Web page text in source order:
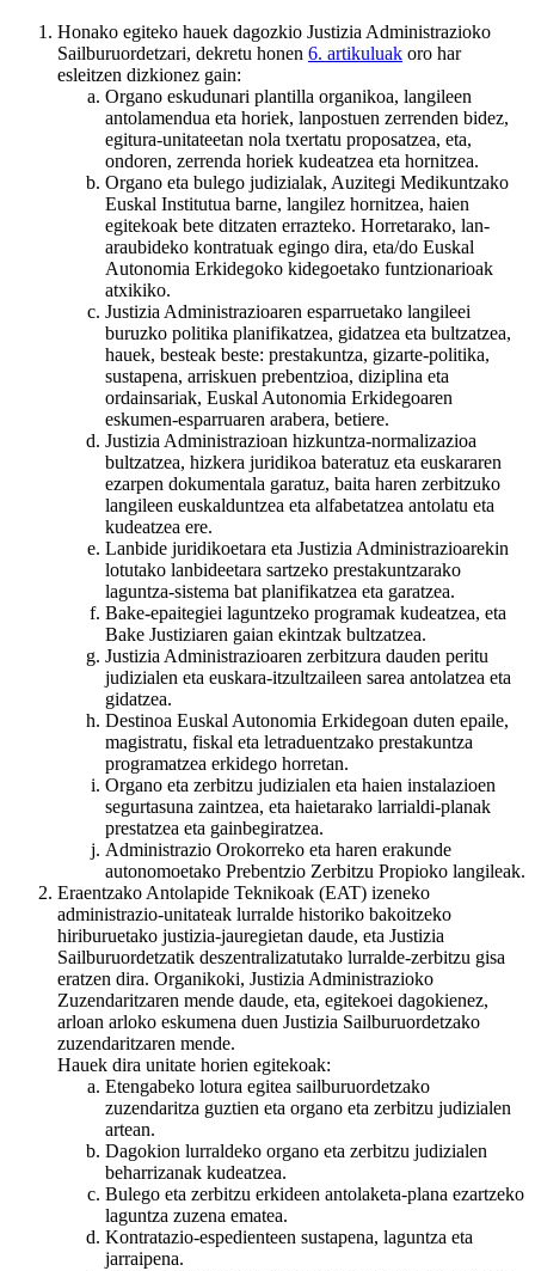
Honako egiteko hauek dagozkio Justizia Administrazioko
Sailburuordetzari, dekretu honen 6. artikuluak oro har
esleitzen dizkionez gain:
Organo eskudunari plantilla organikoa, langileen
antolamendua eta horiek, lanpostuen zerrenden bidez,
egitura-unitateetan nola txertatu proposatzea, eta,
ondoren, zerrenda horiek kudeatzea eta hornitzea.
Organo eta bulego judizialak, Auzitegi Medikuntzako
Euskal Institutua barne, langilez hornitzea, haien
egitekoak bete ditzaten errazteko. Horretarako, lan-
araubideko kontratuak egingo dira, eta/do Euskal
Autonomia Erkidegoko kidegoetako funtzionarioak
atxikiko.
Justizia Administrazioaren esparruetako langileei
buruzko politika planifikatzea, gidatzea eta bultzatzea,
hauek, besteak beste: prestakuntza, gizarte-politika,
sustapena, arriskuen prebentzioa, diziplina eta
ordainsariak, Euskal Autonomia Erkidegoaren
eskumen-esparruaren arabera, betiere.
Justizia Administrazioan hizkuntza-normalizazioa
bultzatzea, hizkera juridikoa bateratuz eta euskararen
ezarpen dokumentala garatuz, baita haren zerbitzuko
langileen euskalduntzea eta alfabetatzea antolatu eta
kudeatzea ere.
Lanbide juridikoetara eta Justizia Administrazioarekin
lotutako lanbideetara sartzeko prestakuntzarako
laguntza-sistema bat planifikatzea eta garatzea.
Bake-epaitegiei laguntzeko programak kudeatzea, eta
Bake Justiziaren gaian ekintzak bultzatzea.
Justizia Administrazioaren zerbitzura dauden peritu
judizialen eta euskara-itzultzaileen sarea antolatzea eta
gidatzea.
Destinoa Euskal Autonomia Erkidegoan duten epaile,
magistratu, fiskal eta letraduentzako prestakuntza
programatzea erkidego horretan.
Organo eta zerbitzu judizialen eta haien instalazioen
segurtasuna zaintzea, eta haietarako larrialdi-planak
prestatzea eta gainbegiratzea.
Administrazio Orokorreko eta haren erakunde
autonomoetako Prebentzio Zerbitzu Propioko langileak.
Eraentzako Antolapide Teknikoak (EAT) izeneko
administrazio-unitateak lurralde historiko bakoitzeko
hiriburuetako justizia-jauregietan daude, eta Justizia
Sailburuordetzatik deszentralizatutako lurralde-zerbitzu gisa
eratzen dira. Organikoki, Justizia Administrazioko
Zuzendaritzaren mende daude, eta, egitekoei dagokienez,
arloan arloko eskumena duen Justizia Sailburuordetzako
zuzendaritzaren mende.
Hauek dira unitate horien egitekoak:
Etengabeko lotura egitea sailburuordetzako
zuzendaritza guztien eta organo eta zerbitzu judizialen
artean.
Dagokion lurraldeko organo eta zerbitzu judizialen
beharrizanak kudeatzea.
Bulego eta zerbitzu erkideen antolaketa-plana ezartzeko
laguntza zuzena ematea.
Kontratazio-espedienteen sustapena, laguntza eta
jarraipena.